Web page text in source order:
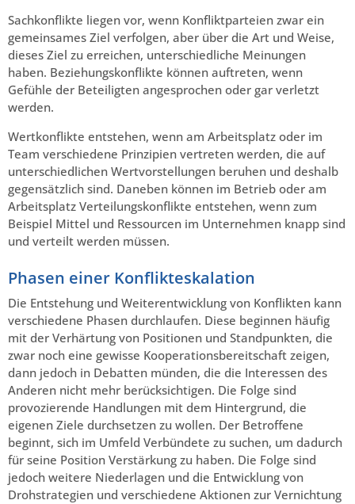
Sachkonflikte liegen vor, wenn Konfliktparteien zwar ein
gemeinsames Ziel verfolgen, aber über die Art und Weise,
dieses Ziel zu erreichen, unterschiedliche Meinungen
haben. Beziehungskonflikte können auftreten, wenn
Gefühle der Beteiligten angesprochen oder gar verletzt
werden.
Wertkonflikte entstehen, wenn am Arbeitsplatz oder im
Team verschiedene Prinzipien vertreten werden, die auf
unterschiedlichen Wertvorstellungen beruhen und deshalb
gegensätzlich sind. Daneben können im Betrieb oder am
Arbeitsplatz Verteilungskonflikte entstehen, wenn zum
Beispiel Mittel und Ressourcen im Unternehmen knapp sind
und verteilt werden müssen.
Phasen einer Konflikteskalation
Die Entstehung und Weiterentwicklung von Konflikten kann
verschiedene Phasen durchlaufen. Diese beginnen häufig
mit der Verhärtung von Positionen und Standpunkten, die
zwar noch eine gewisse Kooperationsbereitschaft zeigen,
dann jedoch in Debatten münden, die die Interessen des
Anderen nicht mehr berücksichtigen. Die Folge sind
provozierende Handlungen mit dem Hintergrund, die
eigenen Ziele durchsetzen zu wollen. Der Betroffene
beginnt, sich im Umfeld Verbündete zu suchen, um dadurch
für seine Position Verstärkung zu haben. Die Folge sind
jedoch weitere Niederlagen und die Entwicklung von
Drohstrategien und verschiedene Aktionen zur Vernichtung